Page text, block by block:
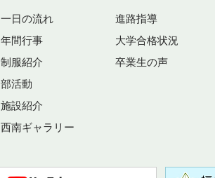
一日の流れ
年間行事
制服紹介
部活動
施設紹介
西南ギャラリー
進路指導
大学合格状況
卒業生の声